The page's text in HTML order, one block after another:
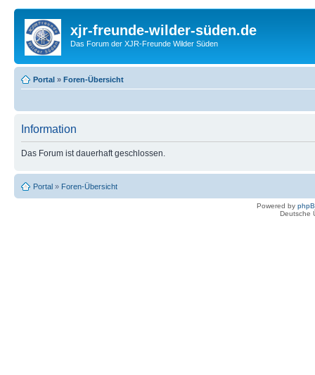
xjr-freunde-wilder-süden.de
Das Forum der XJR-Freunde Wilder Süden
Portal » Foren-Übersicht
Information
Das Forum ist dauerhaft geschlossen.
Portal » Foren-Übersicht
Powered by
Deutsche